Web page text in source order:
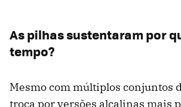
As pilhas sustentaram por
tempo?
Mesmo com múltiplos conjuntos
troca por versões alcalinas mais